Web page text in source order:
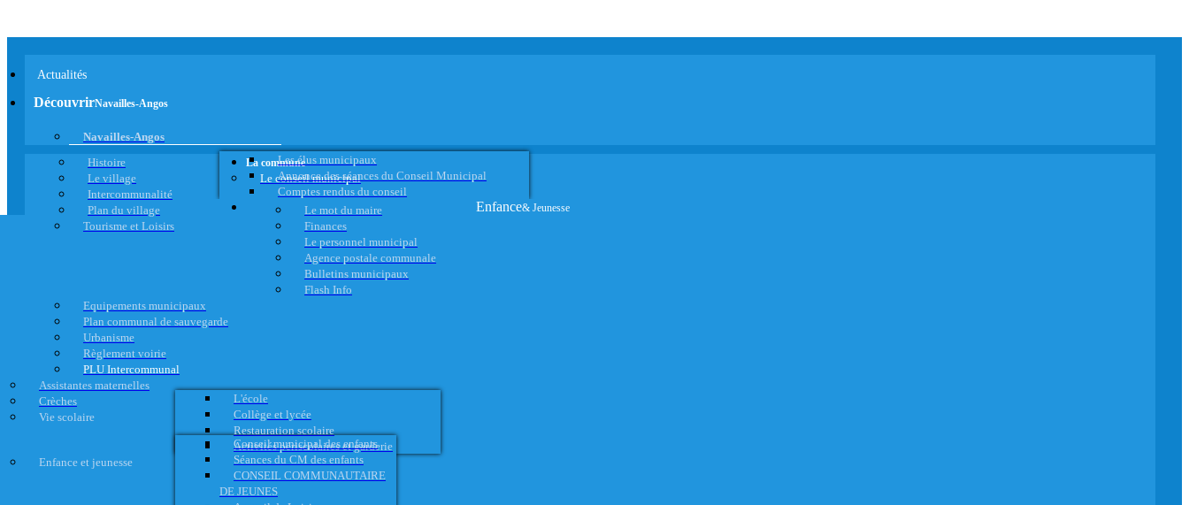
Actualités
DécouvrirNavailles-Angos
Navailles-Angos
Histoire
Le village
Intercommunalité
Plan du village
Tourisme et Loisirs
La commune
Le conseil municipal
Les élus municipaux
Annonce des séances du Conseil Municipal
Comptes rendus du conseil
Le mot du maire
Finances
Le personnel municipal
Agence postale communale
Bulletins municipaux
Flash Info
Equipements municipaux
Plan communal de sauvegarde
Urbanisme
Règlement voirie
PLU Intercommunal
Enfance& Jeunesse
Assistantes maternelles
Crèches
Vie scolaire
L'école
Collège et lycée
Restauration scolaire
Activités périscolaires et garderie
Enfance et jeunesse
Conseil municipal des enfants
Séances du CM des enfants
CONSEIL COMMUNAUTAIRE
DE JEUNES